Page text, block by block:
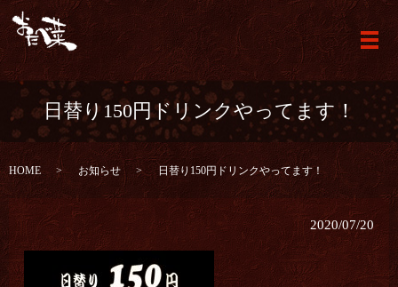
メ
日替り150円ドリンクやってます！
HOME お知らせ 日替り150円ドリンクやってます！
2020/07/20